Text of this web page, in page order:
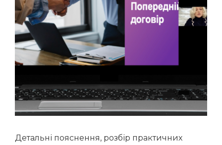
Детальні пояснення, розбір практичних